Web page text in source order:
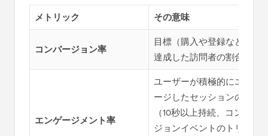
メトリック その意味
コンバージョン率
目標（購入や登録など）を
達成した訪問者の割合
エンゲージメント率
ユーザーが積極的にエンゲ
ージしたセッションの割合
（10秒以上持続、コンバー
ジョンイベントのトリガ